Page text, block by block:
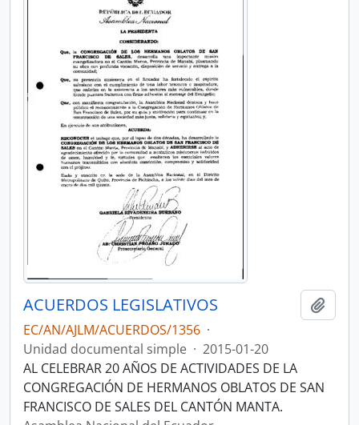
ACUERDOS LEGISLATIVOS
EC/AN/AJLM/ACUERDOS/1356 ·
Unidad documental simple · 2015-01-20
AL CELEBRAR 20 AÑOS DE ACTIVIDADES DE LA
CONGREGACIÓN DE HERMANOS OBLATOS DE SAN
FRANCISCO DE SALES DEL CANTÓN MANTA.